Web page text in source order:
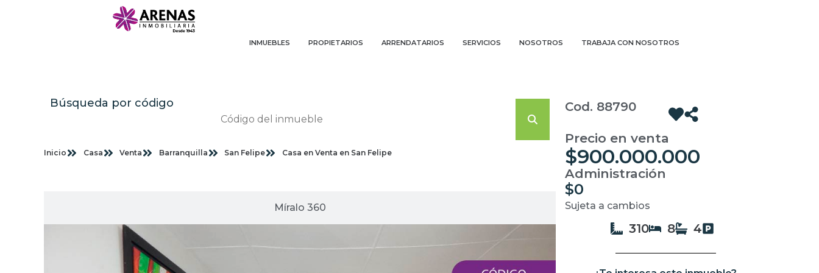
INMUEBLES PROPIETARIOS ARRENDATARIOS SERVICIOS NOSOTROS TRABAJA CON NOSOTROS
Búsqueda por código
Inicio Casa Venta Barranquilla San Felipe Casa en Venta en San Felipe
Míralo 360
Cod. 88790
Precio en venta
$900.000.000
Administración
$0
Sujeta a cambios
310 8 4